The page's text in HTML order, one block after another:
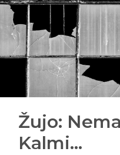
Žujo:
Kalmi…